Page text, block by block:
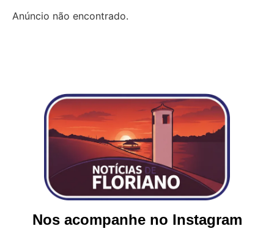
Anúncio não encontrado.
Nos acompanhe no Instagram